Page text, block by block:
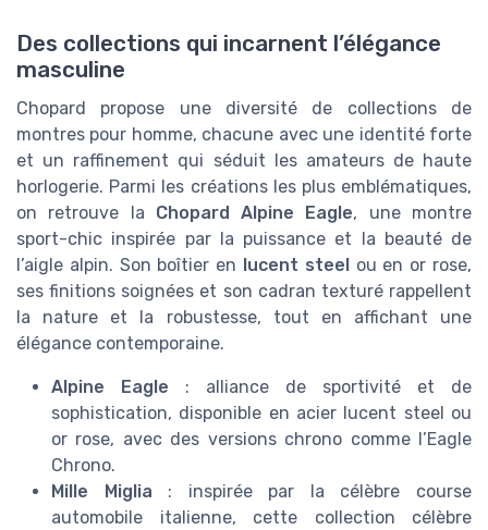
Des collections qui incarnent l’élégance
masculine
Chopard propose une diversité de collections de
montres pour homme, chacune avec une identité forte
et un raffinement qui séduit les amateurs de haute
horlogerie. Parmi les créations les plus emblématiques,
on retrouve la Chopard Alpine Eagle, une montre
sport-chic inspirée par la puissance et la beauté de
l’aigle alpin. Son boîtier en lucent steelou en or rose,
ses finitions soignées et son cadran texturé rappellent
la nature et la robustesse, tout en affichant une
élégance contemporaine.
Alpine Eagle : alliance de sportivité et de
sophistication, disponible en acier lucent steel ou
or rose, avec des versions chrono comme l’Eagle
Chrono.
Mille Miglia : inspirée par la célèbre course
automobile italienne, cette collection célèbre